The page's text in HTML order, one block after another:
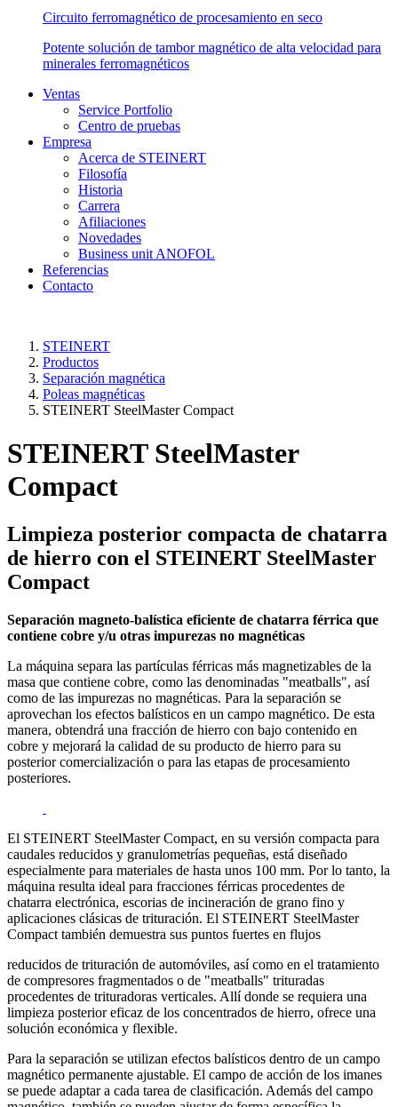
Circuito ferromagnético de procesamiento en seco
Potente solución de tambor magnético de alta velocidad para
minerales ferromagnéticos
Ventas
Service Portfolio
Centro de pruebas
Empresa
Acerca de STEINERT
Filosofía
Historia
Carrera
Afiliaciones
Novedades
Business unit ANOFOL
Referencias
Contacto
STEINERT
Productos
Separación magnética
Poleas magnéticas
STEINERT SteelMaster Compact
STEINERT SteelMaster
Compact
Limpieza posterior compacta de chatarra
de hierro con el STEINERT SteelMaster
Compact
Separación magneto-balística eficiente de chatarra férrica que
contiene cobre y/u otras impurezas no magnéticas
La máquina separa las partículas férricas más magnetizables de la
masa que contiene cobre, como las denominadas "meatballs", así
como de las impurezas no magnéticas. Para la separación se
aprovechan los efectos balísticos en un campo magnético. De esta
manera, obtendrá una fracción de hierro con bajo contenido en
cobre y mejorará la calidad de su producto de hierro para su
posterior comercialización o para las etapas de procesamiento
posteriores.
El STEINERT SteelMaster Compact, en su versión compacta para
caudales reducidos y granulometrías pequeñas, está diseñado
especialmente para materiales de hasta unos 100 mm. Por lo tanto, la
máquina resulta ideal para fracciones férricas procedentes de
chatarra electrónica, escorias de incineración de grano fino y
aplicaciones clásicas de trituración. El STEINERT SteelMaster
Compact también demuestra sus puntos fuertes en flujos
reducidos de trituración de automóviles, así como en el tratamiento
de compresores fragmentados o de "meatballs" trituradas
procedentes de trituradoras verticales. Allí donde se requiera una
limpieza posterior eficaz de los concentrados de hierro, ofrece una
solución económica y flexible.
Para la separación se utilizan efectos balísticos dentro de un campo
magnético permanente ajustable. El campo de acción de los imanes
se puede adaptar a cada tarea de clasificación. Además del campo